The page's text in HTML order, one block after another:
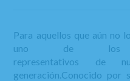
Para aquellos que aún no
uno de los
representativos
generación.Conocido por